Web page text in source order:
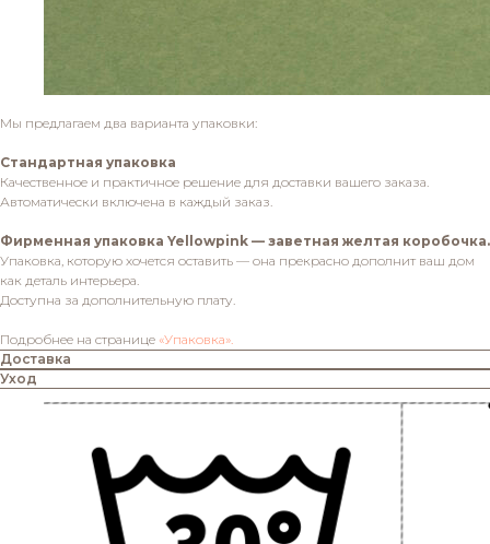
Мы предлагаем два варианта упаковки:
Стандартная упаковка
Качественное и практичное решение для доставки вашего заказа.
Автоматически включена в каждый заказ.
Фирменная упаковка Yellowpink — заветная желтая коробочка.
Упаковка, которую хочется оставить — она прекрасно дополнит ваш дом
как деталь интерьера.
Доступна за дополнительную плату.
Подробнее на странице «Упаковка».
Доставка
Уход